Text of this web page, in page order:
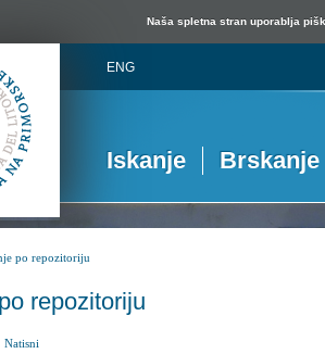
Naša spletna stran uporablja
ENG
Iskanje Brskanje
po repozitoriju
repozitoriju
Natisni